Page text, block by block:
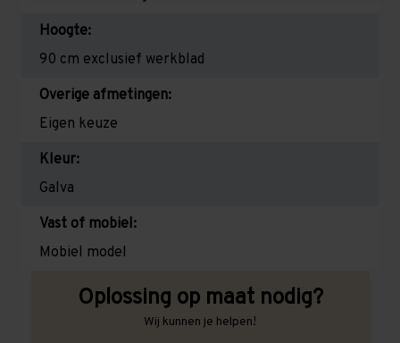
Hoogte:
90 cm exclusief werkblad
Overige afmetingen:
Eigen keuze
Kleur:
Galva
Vast of mobiel:
Mobiel model
Oplossing op maat nodig?
Wij kunnen je helpen!